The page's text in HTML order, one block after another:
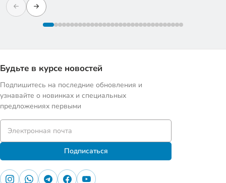
Будьте в курсе новостей
Подпишитесь на последние обновления и
узнавайте о новинках и специальных
предложениях первыми
Подписаться